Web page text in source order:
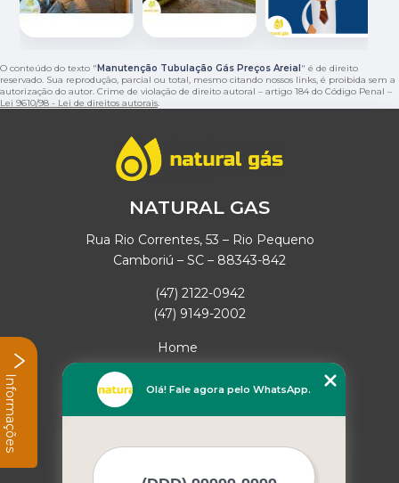
O conteúdo do texto " Manutenção Tubulação Gás Preços Areial " é de direito
reservado. Sua reprodução, parcial ou total, mesmo citando nossos links, é proibida sem a
autorização do autor. Crime de violação de direito autoral – artigo 184 do Código Penal –
Lei 9610/98 - Lei de direitos autorais.
NATURAL GAS
Rua Rio Correntes, 53 – Rio Pequeno
Camboriú – SC – 88343-842
(47) 2122-0942
(47) 9149-2002
Home
Empresa
Missão
Mapa do site
Olá! Fale agora pelo WhatsApp.
Informações